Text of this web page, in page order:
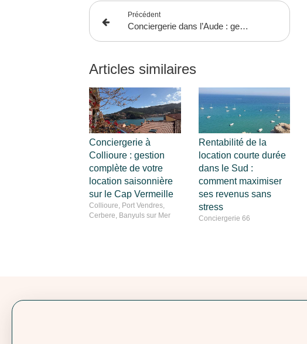
Précédent
Conciergerie dans l’Aude : gestion locative et location saisonnière avec Sud Quality Homes
Articles similaires
Conciergerie à
Collioure : gestion
complète de votre
location saisonnière
sur le Cap Vermeille
Collioure, Port Vendres,
Cerbere, Banyuls sur Mer
Rentabilité de la
location courte durée
dans le Sud :
comment maximiser
ses revenus sans
stress
Conciergerie 66